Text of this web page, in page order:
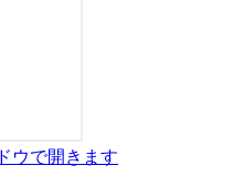
ウで開きます